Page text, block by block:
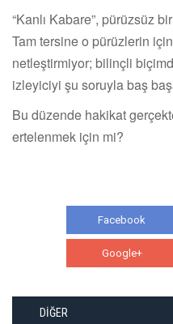
“Kanlı Kabare”, pürüzsüz
Tam tersine o pürüzlerin
netleştirmiyor; bilinçli
izleyiciyi şu soruyla baş
Bu düzende hakikat
ertelenmek için mi?
Facebook
Google+
DİĞER